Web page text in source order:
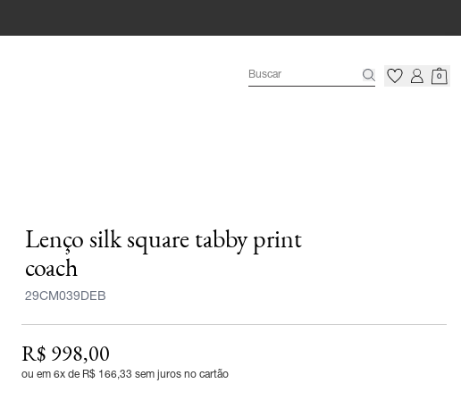
0
Lenço silk square tabby print
coach
29CM039DEB
R$ 998,00
ou em 6x de R$ 166,33 sem juros no cartão